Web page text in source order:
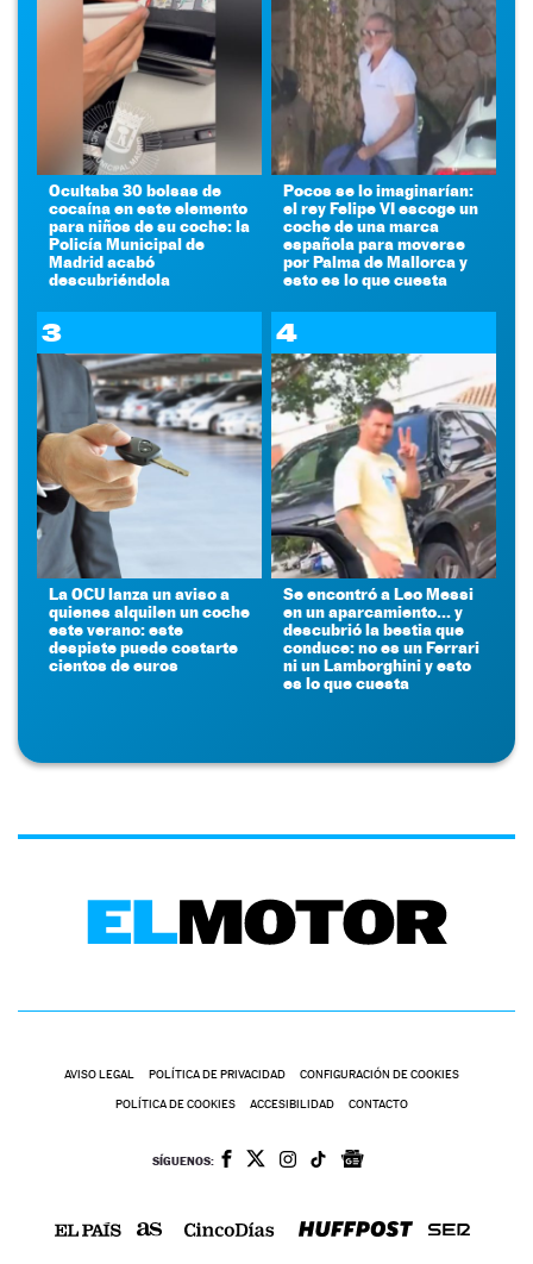
Ocultaba 30 bolsas de
cocaína en este elemento
para niños de su coche: la
Policía Municipal de
Madrid acabó
descubriéndola
Pocos se lo imaginarían:
el rey Felipe VI escoge un
coche de una marca
española para moverse
por Palma de Mallorca y
esto es lo que cuesta
3
La OCU lanza un aviso a
quienes alquilen un coche
este verano: este
despiste puede costarte
cientos de euros
4
Se encontró a Leo Messi
en un aparcamiento... y
descubrió la bestia que
conduce: no es un Ferrari
ni un Lamborghini y esto
es lo que cuesta
AVISO LEGAL POLÍTICA DE PRIVACIDAD CONFIGURACIÓN DE COOKIES
POLÍTICA DE COOKIES ACCESIBILIDAD CONTACTO
SÍGUENOS: